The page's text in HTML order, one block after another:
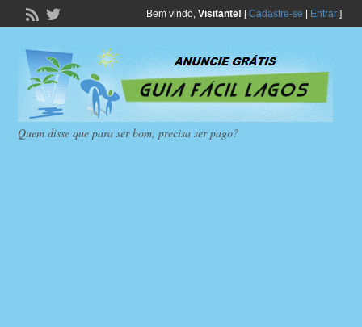
Bem vindo, Visitante! [Cadastre-se Entrar]
Quem disse que para ser bom, precisa ser pago?